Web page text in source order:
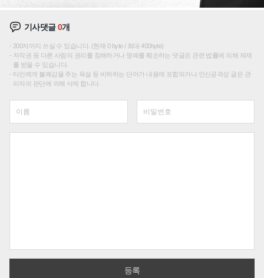
기사댓글0개
200자까지 쓰실 수 있습니다. (현재 0 byte / 최대 400byte)
저작권 등 다른 사람의 권리를 침해하거나 명예를 훼손하는 댓글은 관련 법률에 의해 제재
를 받을 수 있습니다.
타인에게 불쾌감을 주는 욕설 등 비하하는 단어가 내용에 포함되거나 인신공격성 글은 관
리자의 판단에 의해 삭제 합니다.